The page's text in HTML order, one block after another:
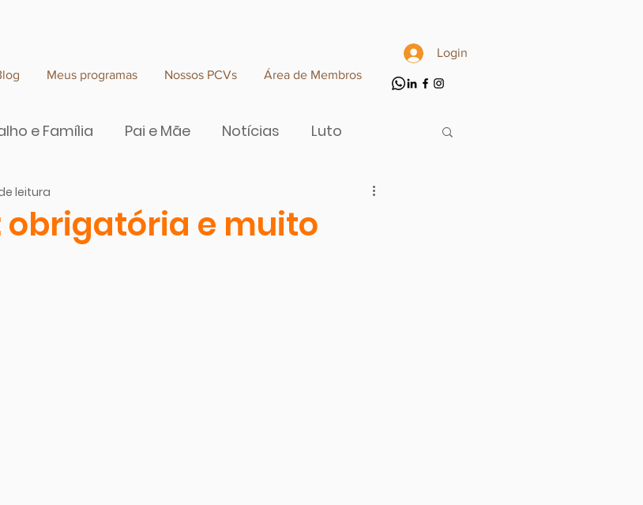
Meus programas Nossos PCVs Área de Membros
Login
e Família Pai e Mãe Notícias Luto
obrigatória e muito
leitura